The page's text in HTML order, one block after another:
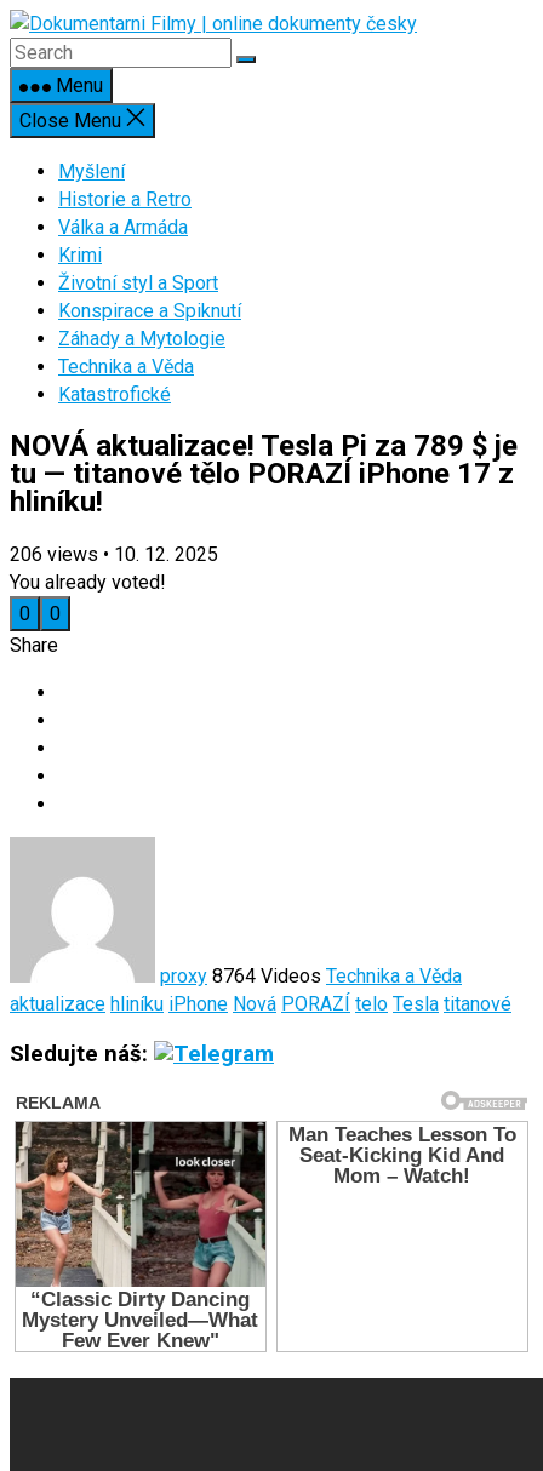
Skip
to
contentMenu
Close Menu
Myšlení
Historie a Retro
Válka a Armáda
Krimi
Životní styl a Sport
Konspirace a Spiknutí
Záhady a Mytologie
Technika a Věda
Katastrofické
NOVÁ aktualizace! Tesla Pi za 789 $ je
tu — titanové tělo PORAZÍ iPhone 17 z
hliníku!
206 views • 10. 12. 2025
You already voted!
0
0
Share
proxy 8764 Videos Technika a Věda
aktualizace hliníku iPhone Nová PORAZÍ telo Tesla titanové
Sledujte náš: